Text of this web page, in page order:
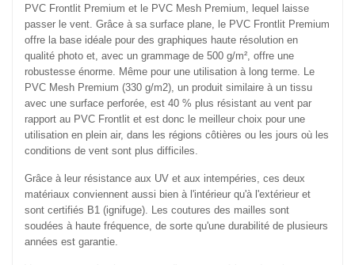
PVC Frontlit Premium et le PVC Mesh Premium, lequel laisse
passer le vent. Grâce à sa surface plane, le PVC Frontlit Premium
offre la base idéale pour des graphiques haute résolution en
qualité photo et, avec un grammage de 500 g/m², offre une
robustesse énorme. Même pour une utilisation à long terme. Le
PVC Mesh Premium (330 g/m2), un produit similaire à un tissu
avec une surface perforée, est 40 % plus résistant au vent par
rapport au PVC Frontlit et est donc le meilleur choix pour une
utilisation en plein air, dans les régions côtières ou les jours où les
conditions de vent sont plus difficiles.
Grâce à leur résistance aux UV et aux intempéries, ces deux
matériaux conviennent aussi bien à l'intérieur qu'à l'extérieur et
sont certifiés B1 (ignifuge). Les coutures des mailles sont
soudées à haute fréquence, de sorte qu'une durabilité de plusieurs
années est garantie.